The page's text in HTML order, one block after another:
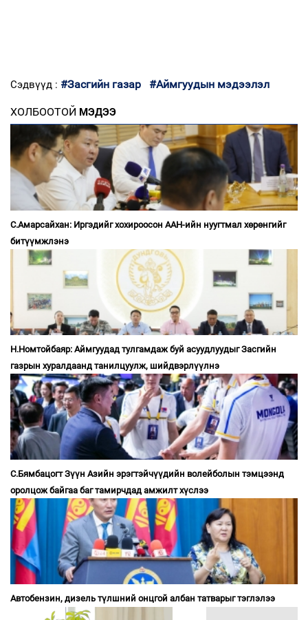
Сэдвүүд : #Засгийн газар #Аймгуудын мэдээлэл
ХОЛБООТОЙ МЭДЭЭ
С.Амарсайхан: Иргэдийг хохироосон ААН-ийн нуугтмал хөрөнгийг
битүүмжлэнэ
Н.Номтойбаяр: Аймгуудад тулгамдаж буй асуудлуудыг Засгийн
газрын хуралдаанд танилцуулж, шийдвэрлүүлнэ
С.Бямбацогт Зүүн Азийн эрэгтэйчүүдийн волейболын тэмцээнд
оролцож байгаа баг тамирчдад амжилт хүслээ
Автобензин, дизель түлшний онцгой албан татварыг тэглэлээ